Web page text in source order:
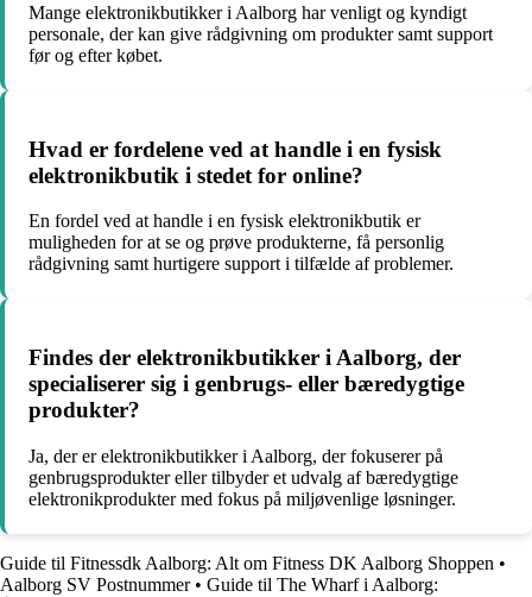
Mange elektronikbutikker i Aalborg har venligt og kyndigt
personale, der kan give rådgivning om produkter samt support
før og efter købet.
Hvad er fordelene ved at handle i en fysisk
elektronikbutik i stedet for online?
En fordel ved at handle i en fysisk elektronikbutik er
muligheden for at se og prøve produkterne, få personlig
rådgivning samt hurtigere support i tilfælde af problemer.
Findes der elektronikbutikker i Aalborg, der
specialiserer sig i genbrugs- eller bæredygtige
produkter?
Ja, der er elektronikbutikker i Aalborg, der fokuserer på
genbrugsprodukter eller tilbyder et udvalg af bæredygtige
elektronikprodukter med fokus på miljøvenlige løsninger.
Guide til Fitnessdk Aalborg: Alt om Fitness DK Aalborg Shoppen •
Aalborg SV Postnummer• Guide til The Wharf i Aalborg: